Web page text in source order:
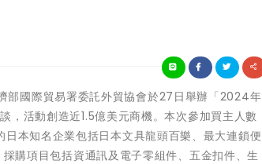
國際貿易署委託外貿協會於27日舉辦「2024年
活動創造近1.5億美元商機。本次參加買主人數
本知名企業包括日本文具龍頭百樂、最大連鎖便
購項目包括資通訊及電子零組件、五金扣件、生